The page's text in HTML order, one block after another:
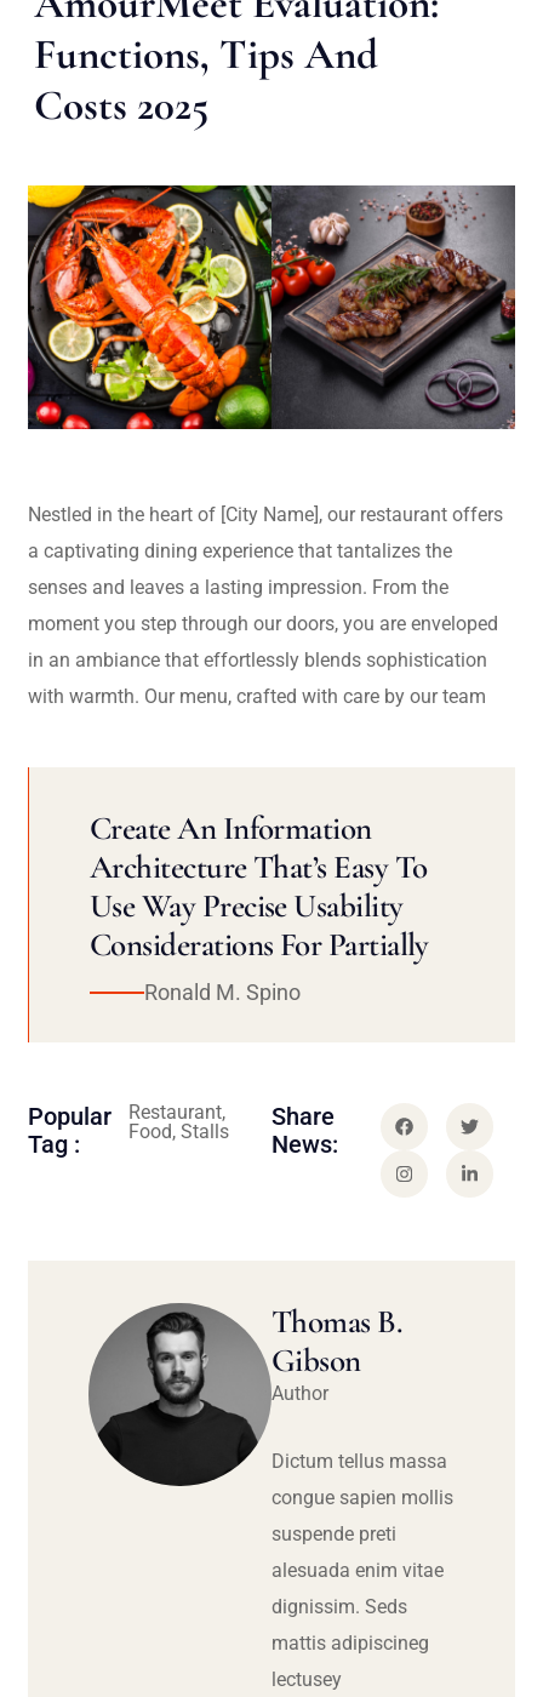
Functions, Tips And
Costs 2025
Nestled in the heart of [City Name], our restaurant offers
a captivating dining experience that tantalizes the
senses and leaves a lasting impression. From the
moment you step through our doors, you are enveloped
in an ambiance that effortlessly blends sophistication
with warmth. Our menu, crafted with care by our team
Create An Information
Architecture That’s Easy To
Use Way Precise Usability
Considerations For Partially
Ronald M. Spino
Popular
Tag :
Restaurant,
Food, Stalls
Share
News:
Thomas B.
Gibson
Author
Dictum tellus massa
congue sapien mollis
suspende preti
alesuada enim vitae
dignissim. Seds
mattis adipiscineg
lectusey